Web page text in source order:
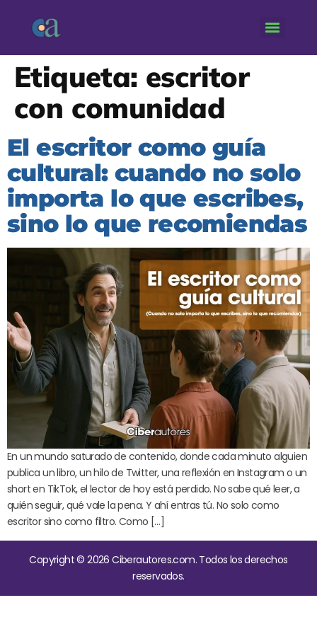
Etiqueta: escritor
con comunidad
El escritor como guía
cultural: cuando no solo
importa lo que escribes,
sino lo que recomiendas
En un mundo saturado de contenido, donde cada minuto alguien
publica un libro, un hilo de Twitter, una reflexión en Instagram o un
short en TikTok, el lector de hoy está perdido. No sabe qué leer, a
quién seguir, qué vale la pena. Y ahí entras tú. No solo como
escritor sino como filtro. Como […]
Copyright © 2026 Ciberautores.com. Todos los derechos
reservados.